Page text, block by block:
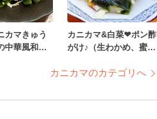
カマきゅう
中華風和え
カニカマ&白菜❤ポン酢
がけ♪（生わかめ、蜜柑
カニカマのカテゴリへ